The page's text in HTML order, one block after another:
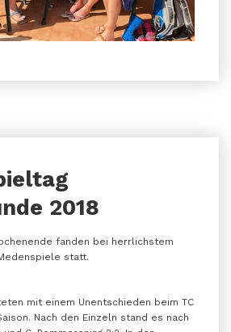
2018
fanden bei herrlichstem
statt.
mit einem Unentschieden beim TC
Nach den Einzeln stand es nach